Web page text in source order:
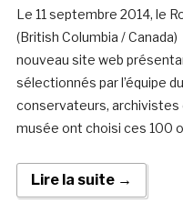
Le 11 septembre 2014, le
(British Columbia / Canada)
nouveau site web
sélectionnés par l’équipe
conservateurs,
musée ont choisi ces 100
Lire la suite →